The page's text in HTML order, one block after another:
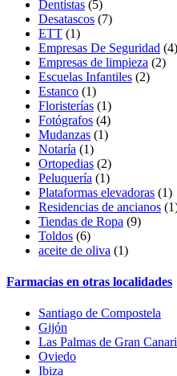
Dentistas (5)
Desatascos (7)
ETT (1)
Empresas De Seguridad (4)
Empresas de limpieza (2)
Escuelas Infantiles (2)
Estanco (1)
Floristerías (1)
Fotógrafos (4)
Mudanzas (1)
Notaría (1)
Ortopedias (2)
Peluquería (1)
Plataformas elevadoras (1)
Residencias de ancianos
Tiendas de Ropa (9)
Toldos (6)
aceite de oliva (1)
Farmacias en otras localidades
Santiago de Compostela
Gijón
Las Palmas de Gran
Oviedo
Ibiza